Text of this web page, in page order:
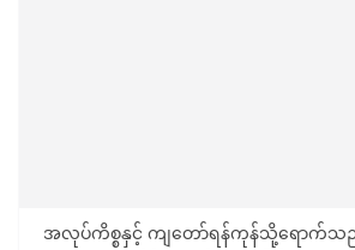
အလုပ်ကိစ္စနှင့် ကျတော်ရန်ကုန်သို့ရောက်သ